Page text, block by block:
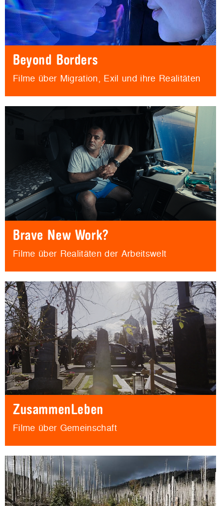
Beyond Borders
Filme über Migration, Exil und ihre Realitäten
Brave New Work?
Filme über Realitäten der Arbeitswelt
ZusammenLeben
Filme über Gemeinschaft